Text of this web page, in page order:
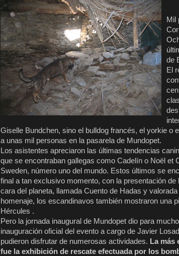
Mil
de
El
Giselle Bundchen, sino el bulldog francés, el yorkie o
a unas mil personas en la pasarela de Mundopet.
Los asistentes apreciaron las últimas tendencias
que se encontraban gallegas como Cadelín o Noël et
Sweden, número uno del mundo. Estos últimos se
final a tan exclusivo momento, con la presentación de
cara del planeta, llamada Cuento de Hadas y
homenaje, los escandinavos también mostraron una
Hércules .
Pero la jornada inaugural de Mundopet dio para
inauguración oficial del evento a cargo de Javier
pudieron disfrutar de numerosas actividades. La más
fue la exhibición de rescate efectuada por los